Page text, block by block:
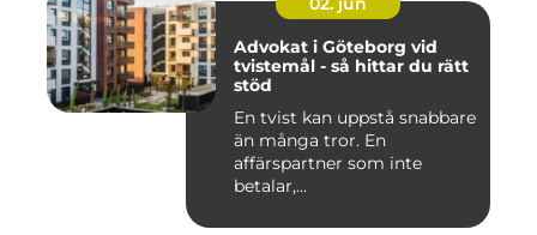
Advokat i Göteborg vid
tvistemål - så hittar du rätt
stöd
En tvist kan uppstå snabbare
än många tror. En
affärspartner som inte
betalar,...